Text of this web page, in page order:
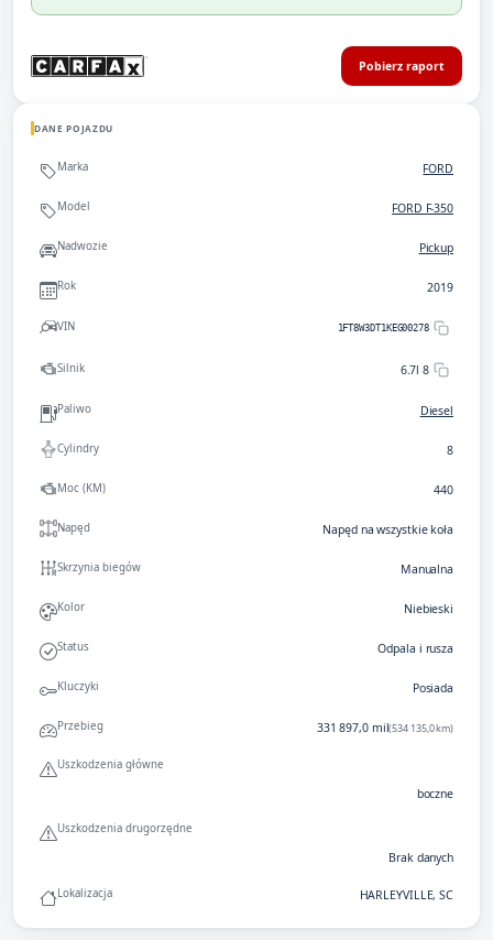
Pobierz raport
DANE POJAZDU
Marka FORD
Model FORD F-350
Nadwozie Pickup
Rok 2019
VIN 1FT8W3DT1KEG00278
Silnik 6.7l 8
Paliwo Diesel
Cylindry 8
Moc (KM) 440
Napęd Napęd na wszystkie koła
Skrzynia biegów Manualna
Kolor Niebieski
Status Odpala i rusza
Kluczyki Posiada
Przebieg 331 897,0 mil(534 135,0 km)
Uszkodzenia główne
boczne
Uszkodzenia drugorzędne
Brak danych
Lokalizacja HARLEYVILLE, SC